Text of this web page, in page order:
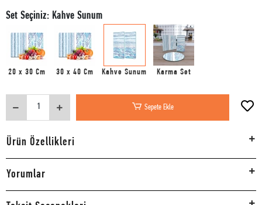
Set Seçiniz: Kahve Sunum
20 x 30 Cm 30 x 40 Cm Kahve Sunum Karma Set
Sepete Ekle
Ürün Özellikleri
Yorumlar